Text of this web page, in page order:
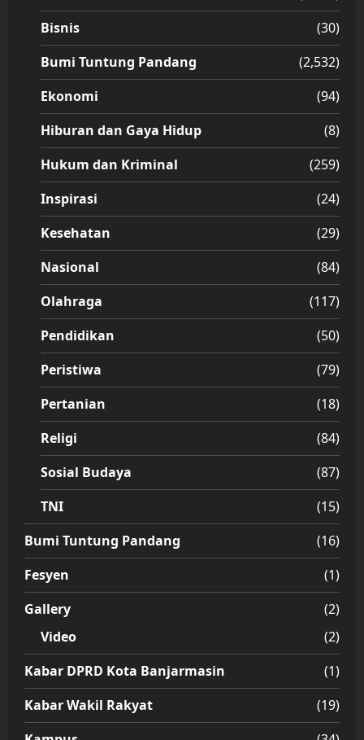
Bisnis
(30)
Bumi Tuntung Pandang
(2,532)
Ekonomi
(94)
Hiburan dan Gaya Hidup
(8)
Hukum dan Kriminal
(259)
Inspirasi
(24)
Kesehatan
(29)
Nasional
(84)
Olahraga
(117)
Pendidikan
(50)
Peristiwa
(79)
Pertanian
(18)
Religi
(84)
Sosial Budaya
(87)
TNI
(15)
Bumi Tuntung Pandang
(16)
Fesyen
(1)
Gallery
(2)
Video
(2)
Kabar DPRD Kota Banjarmasin
(1)
Kabar Wakil Rakyat
(19)